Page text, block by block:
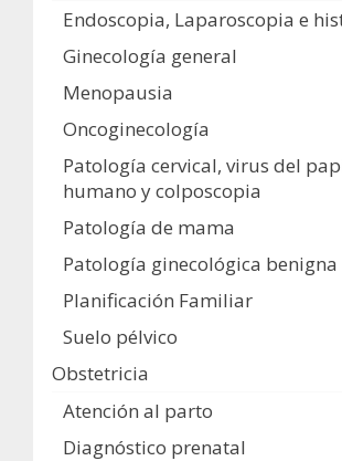
Endoscopia, Laparoscopia e
Ginecología general
Menopausia
Oncoginecología
Patología cervical, virus del
humano y colposcopia
Patología de mama
Patología ginecológica benigna
Planificación Familiar
Suelo pélvico
Obstetricia
Atención al parto
Diagnóstico prenatal